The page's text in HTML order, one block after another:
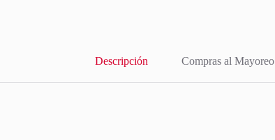
Descripción Compras al Mayoreo